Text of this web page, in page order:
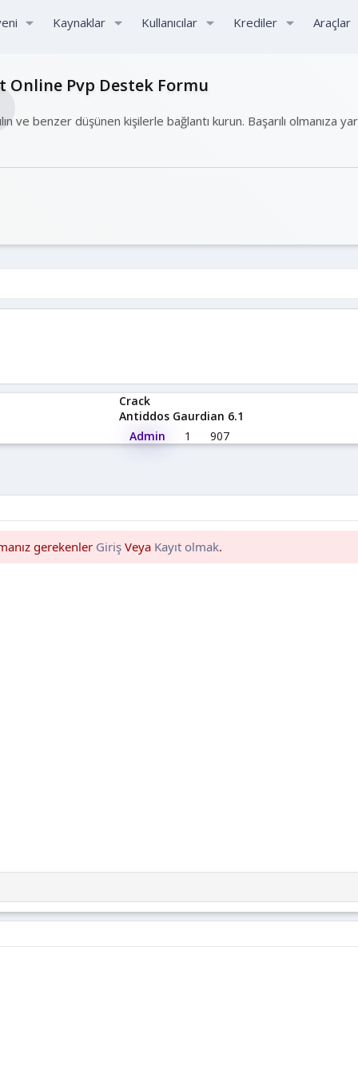
Kaynaklar Kullanıcılar Krediler Araçlar
Online Pvp Destek Formu
ve benzer düşünen kişilerle bağlantı kurun. Başarılı olmanıza
Crack
Antiddos Gaurdian 6.1
Admin
1 907
gerekenler Giriş Veya Kayıt olmak.